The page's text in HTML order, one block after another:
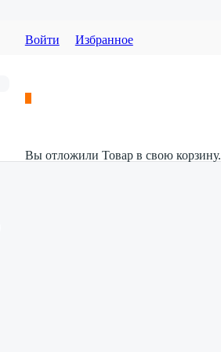
Войти Избранное
Вы отложили Товарв свою корзину.